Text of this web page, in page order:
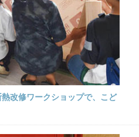
熱改修ワークショップで、こど